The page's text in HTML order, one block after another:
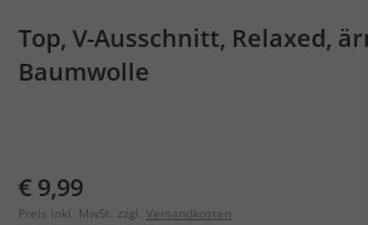
Top, V-Ausschnitt, Relaxed,
Baumwolle
€ 9,99
Preis inkl. MwSt. zzgl. Versandkosten